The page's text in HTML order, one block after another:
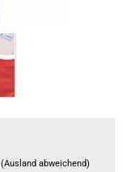
(Ausland abweichend)